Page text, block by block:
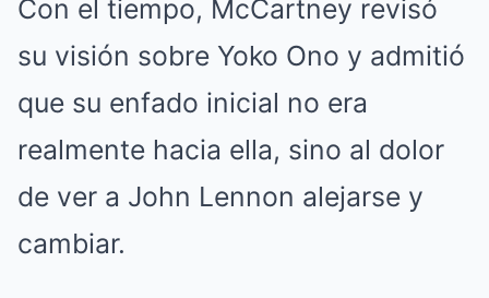
Con el tiempo, McCartney revisó
su visión sobre Yoko Ono y admitió
que su enfado inicial no era
realmente hacia ella, sino al dolor
de ver a John Lennon alejarse y
cambiar.